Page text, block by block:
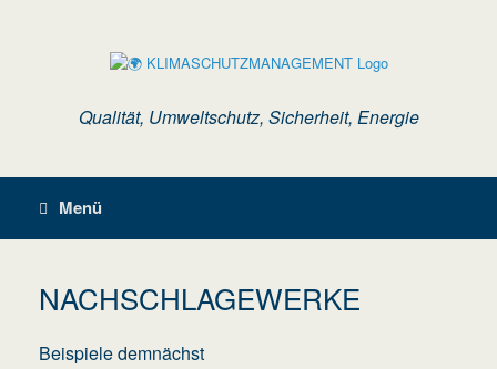
Qualität, Umweltschutz, Sicherheit, Energie
Menü
NACHSCHLAGEWERKE
Beispiele demnächst